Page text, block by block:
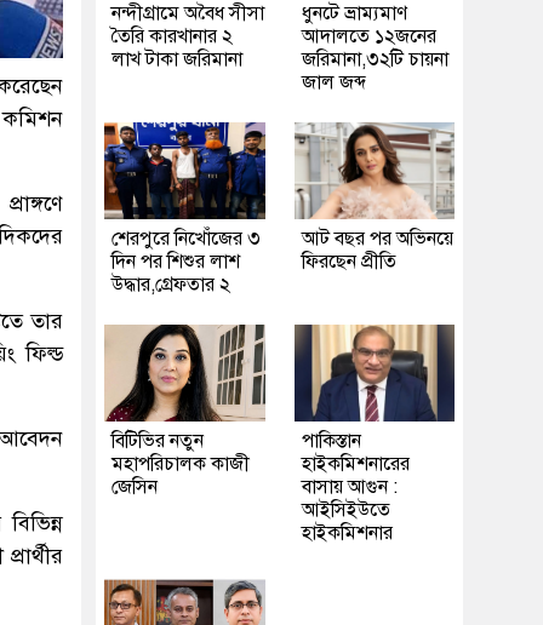
কমিশন
তার
ফিল্ড
আবেদন
নন্দীগ্রামে অবৈধ সীসা
তৈরি কারখানার ২
লাখ টাকা জরিমানা
ধুনটে ভ্রাম্যমাণ
আদালতে ১২জনের
জরিমানা,৩২টি চায়না
জাল জব্দ
শেরপুরে নিখোঁজের ৩
দিন পর শিশুর লাশ
উদ্ধার,গ্রেফতার ২
আট বছর পর অভিনয়ে
ফিরছেন প্রীতি
বিটিভির নতুন
মহাপরিচালক কাজী
জেসিন
পাকিস্তান
হাইকমিশনারের
বাসায় আগুন :
আইসিইউতে
হাইকমিশনার